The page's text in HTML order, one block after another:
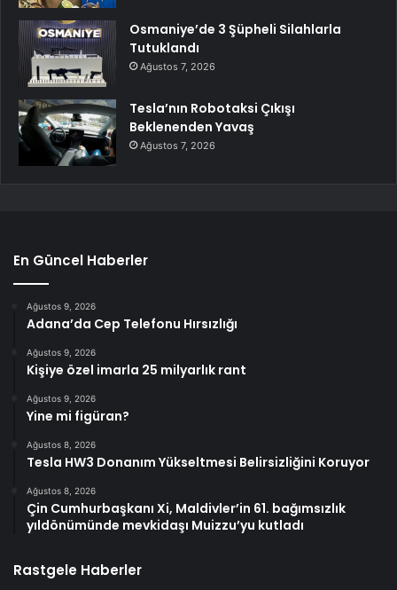
Osmaniye’de 3 Şüpheli Silahlarla
Tutuklandı
Ağustos 7, 2026
Tesla’nın Robotaksi Çıkışı
Beklenenden Yavaş
Ağustos 7, 2026
En Güncel Haberler
Ağustos 9, 2026
Adana’da Cep Telefonu Hırsızlığı
Ağustos 9, 2026
Kişiye özel imarla 25 milyarlık rant
Ağustos 9, 2026
Yine mi figüran?
Ağustos 8, 2026
Tesla HW3 Donanım Yükseltmesi Belirsizliğini Koruyor
Ağustos 8, 2026
Çin Cumhurbaşkanı Xi, Maldivler’in 61. bağımsızlık
yıldönümünde mevkidaşı Muizzu’yu kutladı
Rastgele Haberler